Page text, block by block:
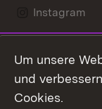
Instagram
Mastodon
Youtube
Um unsere
und
Cookies.